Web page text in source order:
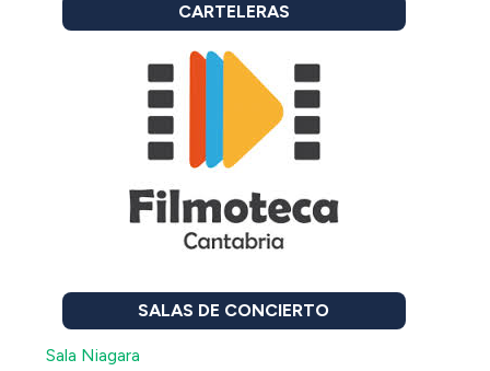
CARTELERAS
SALAS DE CONCIERTO
Sala Niagara